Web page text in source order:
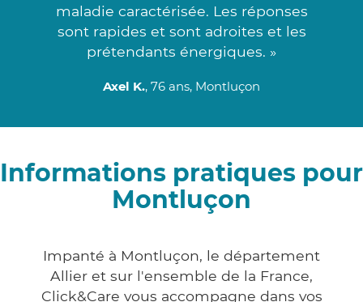
maladie caractérisée. Les réponses
sont rapides et sont adroites et les
prétendants énergiques. »
Axel K., 76 ans, Montluçon
Informations pratiques pour
Montluçon
Impanté à Montluçon, le département
Allier et sur l'ensemble de la France,
Click&Care vous accompagne dans vos